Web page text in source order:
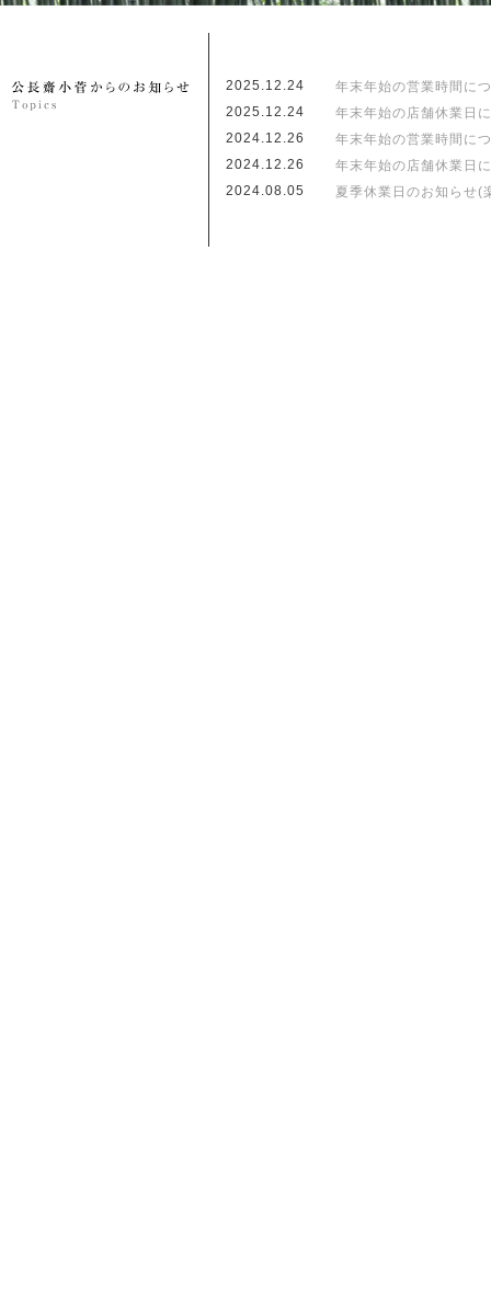
2025.12.24
年末年始の営業時間に
2025.12.24
年末年始の店舗休業日
2024.12.26
年末年始の営業時間に
2024.12.26
年末年始の店舗休業日
2024.08.05
夏季休業日のお知らせ(